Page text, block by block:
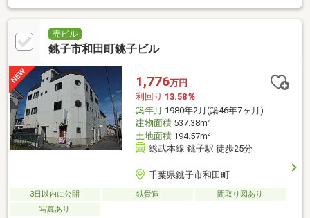
売ビル
銚子市和田町銚子ビル
1,776万円
利回り 13.58％
築年月 1980年2月(築46年7ヶ月)
建物面積537.38m2
土地面積194.57m2
総武本線 銚子駅 徒歩25分
千葉県銚子市和田町
3日以内に公開 鉄骨造
間取り図あり
写真あり